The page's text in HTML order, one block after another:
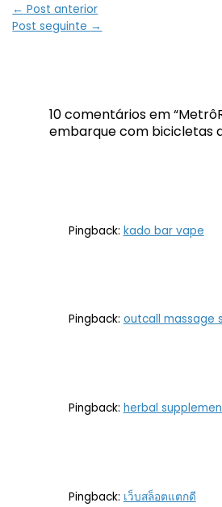
← Post anterior
Post seguinte →
10 comentários em
embarque com bicicletas
Pingback: kado bar vape
Pingback: outcall massage
Pingback: herbal
Pingback: เว็บสล็อตแตกดี